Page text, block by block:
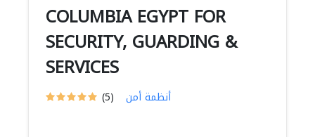
COLUMBIA EGYPT FOR
SECURITY, GUARDING &
SERVICES
(5) أنظمة أمن